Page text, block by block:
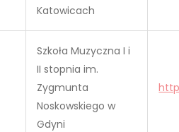
Katowicach
Szkoła Muzyczna I i
II stopnia im.
Zygmunta
Noskowskiego w
Gdyni